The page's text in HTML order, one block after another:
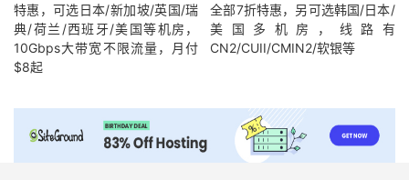
特惠，可选日本/新加坡/英国/瑞
典/荷兰/西班牙/美国等机房，
10Gbps大带宽不限流量，月付
$8起
全部7折特惠，另可选韩国/日本/
美国多机房，线路有
CN2/CUII/CMIN2/软银等